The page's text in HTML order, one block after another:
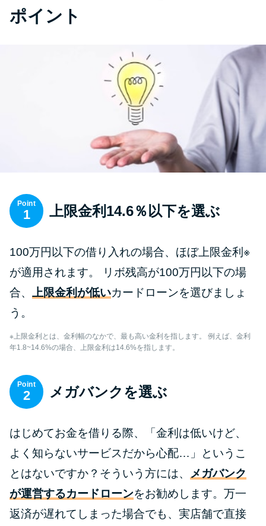
ポイント
Point
1 上限金利14.6％以下を選ぶ
100万円以下の借り入れの場合、ほぼ上限金利※
が適用されます。 リボ残高が100万円以下の場
合、 上限金利が低いカードローンを選びましょ
う。
※上限金利とは、金利幅のなかで、最も高い金利を指します。 例えば、金利
年1.8~14.6%の場合、上限金利は14.6%を指します。
Point
2 メガバンクを選ぶ
はじめてお金を借りる際、「金利は低いけど、
よく知らないサービスだから心配…」というこ
とはないですか？そういう方には、 メガバンク
が運営するカードローンをお勧めします。万一
返済が遅れてしまった場合でも、実店舗で直接